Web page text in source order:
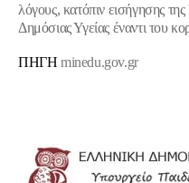
λόγους, κατόπιν εισήγησης
Δημόσιας Υγείας έναντι του
ΠΗΓΗ minedu.gov.gr